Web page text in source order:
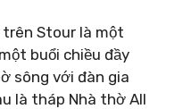
trên Stour là một
buổi chiều đầy
sông với đàn gia
là tháp Nhà thờ All